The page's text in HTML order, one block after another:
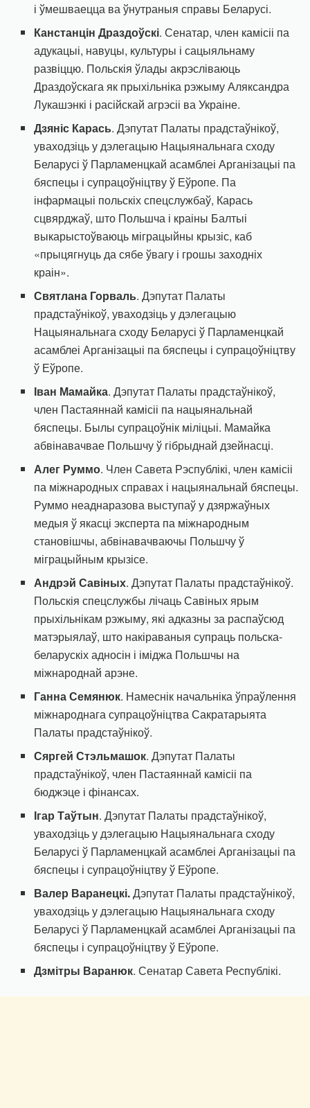
і ўмешваецца ва ўнутраныя справы Беларусі.
Канстанцін Драздоўскі. Сенатар, член камісіі па
адукацыі, навуцы, культуры і сацыяльнаму
развіццю. Польскія ўлады акрэсліваюць
Драздоўскага як прыхільніка рэжыму Аляксандра
Лукашэнкі і расійскай агрэсіі ва Украіне.
Дзяніс Карась. Дэпутат Палаты прадстаўнікоў,
уваходзіць у дэлегацыю Нацыянальнага сходу
Беларусі ў Парламенцкай асамблеі Арганізацыі па
бяспецы і супрацоўніцтву ў Еўропе. Па
інфармацыі польскіх спецслужбаў, Карась
сцвярджаў, што Польшча і краіны Балтыі
выкарыстоўваюць міграцыйны крызіс, каб
«прыцягнуць да сябе ўвагу і грошы заходніх
краін».
Святлана Горваль. Дэпутат Палаты
прадстаўнікоў, уваходзіць у дэлегацыю
Нацыянальнага сходу Беларусі ў Парламенцкай
асамблеі Арганізацыі па бяспецы і супрацоўніцтву
ў Еўропе.
Іван Мамайка. Дэпутат Палаты прадстаўнікоў,
член Пастаяннай камісіі па нацыянальнай
бяспецы. Былы супрацоўнік міліцыі. Мамайка
абвінавачвае Польшчу ў гібрыднай дзейнасці.
Алег Руммо. Член Савета Рэспублікі, член камісіі
па міжнародных справах і нацыянальнай бяспецы.
Руммо неаднаразова выступаў у дзяржаўных
медыя ў якасці эксперта па міжнародным
становішчы, абвінавачваючы Польшчу ў
міграцыйным крызісе.
Андрэй Савіных. Дэпутат Палаты прадстаўнікоў.
Польскія спецслужбы лічаць Савіных ярым
прыхільнікам рэжыму, які адказны за распаўсюд
матэрыялаў, што накіраваныя супраць польска-
беларускіх адносін і іміджа Польшчы на
міжнароднай арэне.
Ганна Семянюк. Намеснік начальніка ўпраўлення
міжнароднага супрацоўніцтва Сакратарыята
Палаты прадстаўнікоў.
Сяргей Стэльмашок. Дэпутат Палаты
прадстаўнікоў, член Пастаяннай камісіі па
бюджэце і фінансах.
Ігар Таўтын. Дэпутат Палаты прадстаўнікоў,
уваходзіць у дэлегацыю Нацыянальнага сходу
Беларусі ў Парламенцкай асамблеі Арганізацыі па
бяспецы і супрацоўніцтву ў Еўропе.
Валер Варанецкі.Дэпутат Палаты прадстаўнікоў,
уваходзіць у дэлегацыю Нацыянальнага сходу
Беларусі ў Парламенцкай асамблеі Арганізацыі па
бяспецы і супрацоўніцтву ў Еўропе.
Дзмітры Варанюк. Сенатар Савета Республікі.